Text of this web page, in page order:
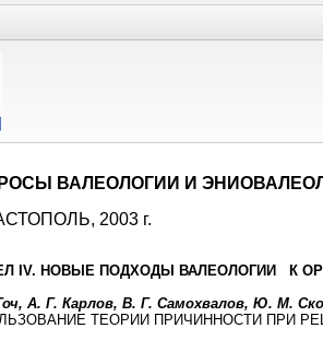
ВАЛЕОЛОГИИ И
2003 г.
IV. НОВЫЕ ПОДХОДЫ ВАЛЕОЛОГИИ К
А. Г. Карлов, В. Г. Самохвалов, Ю. М.
ТЕОРИИ ПРИЧИННОСТИ ПРИ